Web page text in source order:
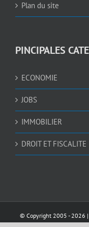
Plan du site
PINCIPALES
ECONOMIE
JOBS
IMMOBILIER
DROIT ET FISCALITE
© Copyright 2005 -2026 |